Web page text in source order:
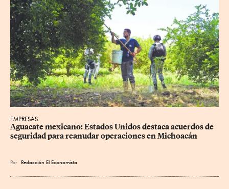
EMPRESAS
Aguacate mexicano: Estados Unidos destaca acuerdos de
seguridad para reanudar operaciones en Michoacán
Por Redacción El Economista